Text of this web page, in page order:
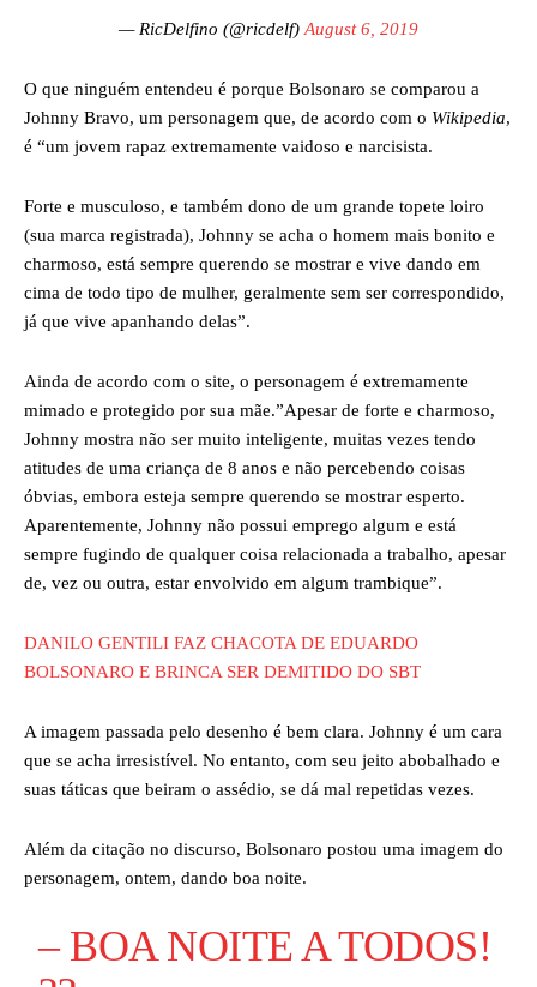
— RicDelfino (@ricdelf) August 6, 2019
O que ninguém entendeu é porque Bolsonaro se comparou a
Johnny Bravo, um personagem que, de acordo com o Wikipedia,
é “um jovem rapaz extremamente vaidoso e narcisista.
Forte e musculoso, e também dono de um grande topete loiro
(sua marca registrada), Johnny se acha o homem mais bonito e
charmoso, está sempre querendo se mostrar e vive dando em
cima de todo tipo de mulher, geralmente sem ser correspondido,
já que vive apanhando delas”.
Ainda de acordo com o site, o personagem é extremamente
mimado e protegido por sua mãe.”Apesar de forte e charmoso,
Johnny mostra não ser muito inteligente, muitas vezes tendo
atitudes de uma criança de 8 anos e não percebendo coisas
óbvias, embora esteja sempre querendo se mostrar esperto.
Aparentemente, Johnny não possui emprego algum e está
sempre fugindo de qualquer coisa relacionada a trabalho, apesar
de, vez ou outra, estar envolvido em algum trambique”.
DANILO GENTILI FAZ CHACOTA DE EDUARDO
BOLSONARO E BRINCA SER DEMITIDO DO SBT
A imagem passada pelo desenho é bem clara. Johnny é um cara
que se acha irresistível. No entanto, com seu jeito abobalhado e
suas táticas que beiram o assédio, se dá mal repetidas vezes.
Além da citação no discurso, Bolsonaro postou uma imagem do
personagem, ontem, dando boa noite.
– BOA NOITE A TODOS!